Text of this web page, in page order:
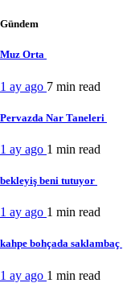
Gündem
Muz Orta
1 ay ago 7 min read
Pervazda Nar Taneleri
1 ay ago 1 min read
bekleyiş beni tutuyor
1 ay ago 1 min read
kahpe bohçada saklambaç
1 ay ago 1 min read